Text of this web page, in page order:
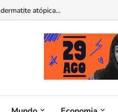
operável por ChatGPT e Claude...